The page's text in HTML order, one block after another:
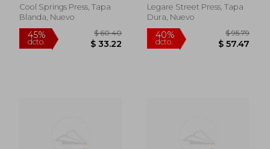
to Current Codes
(Black & Decker
Guide) (en Inglés)
Cool Springs Press, Tapa
Blanda, Nuevo
Legare Street Press, Tapa
Dura, Nuevo